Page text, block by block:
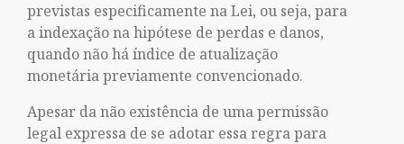
previstas especificamente na Lei, ou seja, para
a indexação na hipótese de perdas e danos,
quando não há índice de atualização
monetária previamente convencionado.
Apesar da não existência de uma permissão
legal expressa de se adotar essa regra para